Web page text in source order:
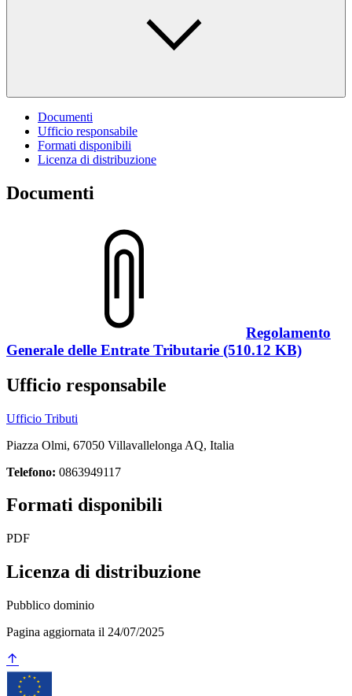
Documenti
Ufficio responsabile
Formati disponibili
Licenza di distribuzione
Documenti
Regolamento
Generale delle Entrate Tributarie (510.12 KB)
Ufficio responsabile
Ufficio Tributi
Piazza Olmi, 67050 Villavallelonga AQ, Italia
Telefono: 0863949117
Formati disponibili
PDF
Licenza di distribuzione
Pubblico dominio
Pagina aggiornata il 24/07/2025